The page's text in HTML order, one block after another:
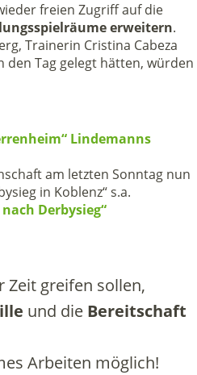
freien Zugriff auf die
erweitern.
Trainerin Cristina Cabeza
den Tag gelegt hätten, würden
Lindemanns
am letzten Sonntag nun
in Koblenz“ s.a.
Derbysieg“
Zeit greifen sollen,
und die Bereitschaft
Arbeiten möglich!